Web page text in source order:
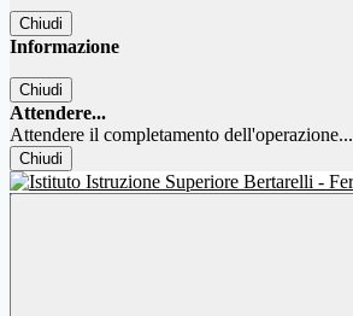
Chiudi
Informazione
Chiudi
Attendere...
Attendere il completamento dell'operazione...
Chiudi